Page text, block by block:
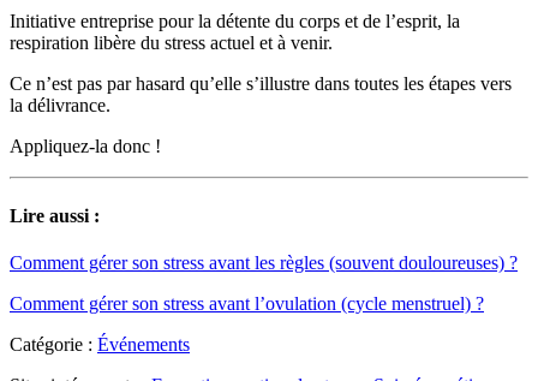
Initiative entreprise pour la détente du corps et de l’esprit, la
respiration libère du stress actuel et à venir.
Ce n’est pas par hasard qu’elle s’illustre dans toutes les étapes vers
la délivrance.
Appliquez-la donc !
Lire aussi :
Comment gérer son stress avant les règles (souvent douloureuses) ?
Comment gérer son stress avant l’ovulation (cycle menstruel) ?
Catégorie : Événements